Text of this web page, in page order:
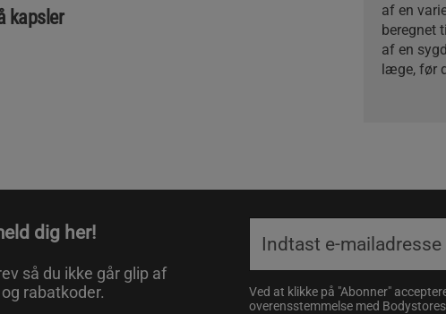
kapsler
af en
beregnet
af en
læge, før
dig her!
så du ikke går glip af
rabatkoder.
Ved at klikke på "Abonner"
overensstemmelse med Bodystores